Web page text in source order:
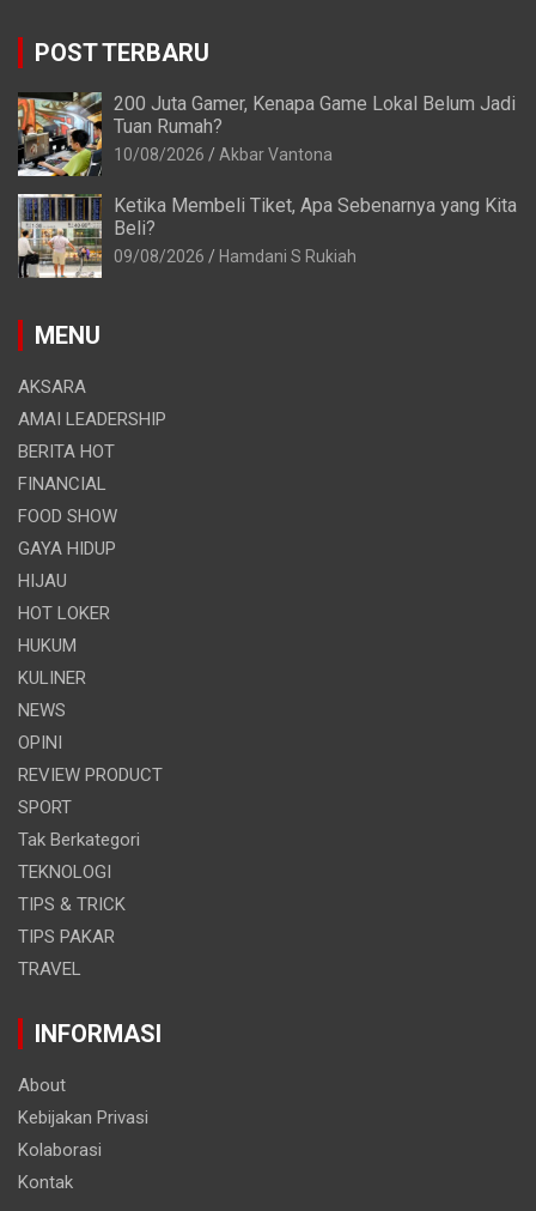
POST TERBARU
200 Juta Gamer, Kenapa Game Lokal Belum Jadi
Tuan Rumah?
10/08/2026 Akbar Vantona
Ketika Membeli Tiket, Apa Sebenarnya yang Kita
Beli?
09/08/2026 Hamdani S Rukiah
MENU
AKSARA
AMAI LEADERSHIP
BERITA HOT
FINANCIAL
FOOD SHOW
GAYA HIDUP
HIJAU
HOT LOKER
HUKUM
KULINER
NEWS
OPINI
REVIEW PRODUCT
SPORT
Tak Berkategori
TEKNOLOGI
TIPS & TRICK
TIPS PAKAR
TRAVEL
INFORMASI
About
Kebijakan Privasi
Kolaborasi
Kontak